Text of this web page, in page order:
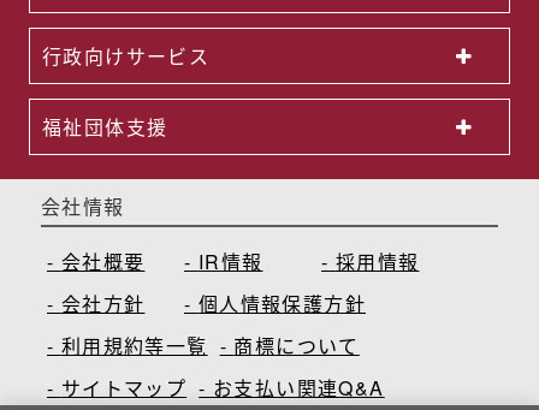
行政向けサービス
福祉団体支援
会社情報
会社概要
IR情報
採用情報
会社方針
個人情報保護方針
利用規約等一覧
商標について
サイトマップ
お支払い関連Q&A